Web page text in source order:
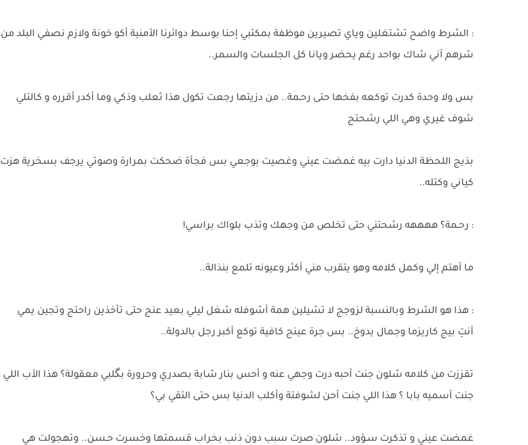
: الشرط واضح تشتغلين وياي تصيرين موظفة بمكتبي إحنا بوسط دوائرنا الأمنية أكو خونة ولازم نصفي البلد من
شرهم آني شاك بواحد رغم يحضر ويانا كل الجلسات والسمر..
بس ولا وحدة كدرت توكعه بفخها حتى رحـمة.. من دزيتها رجعت تكول هذا ثعلب وذكي وما أكدر أقرره و كالتلي
شوف غيري وهي اللي رشحتج
بذيج اللحظة الدنيا دارت بيه غمضت عيني وغصيت بوجعي بس فجأة ضحكت بمرارة وصوتي يرجف بسخرية هزت
كياني وكتله..
: رحـمة؟ ههههه رشحتني حتى تخلص من وجهك وتذب بلواك براسي!
​ما أهتم إلي وكمل كلامه وهو يتقرب مني أكثر وعيونه تلمع بنذالة..
: هذا هو الشرط وبالنسبة لزوجج لا تشيلين همة أشوفله شغل ليلي بعيد عنج حتى تأخذين راحتج وتجين يمي
أنتِ بيج كاريزما وجمال يدوخ.. بس جرة عينج كافية توكع أكبر رجل بالدولة..
تقززت من كلامه شلون جنت أحبه درت وجهي عنه و أحس بنار شابة بصدري وحرورة بگلبي معقولة؟ هذا الأب اللي
جنت أسميه بابا ؟ هذا اللي جنت أحن لشوفتة وأكلب الدنيا بس حتى التقي بي؟
​غمضت عيني و تذكرت سـؤود.. شلون صرت سبب دون ذنب بخراب قسمتها وخسرت حـسن.. وتهجولت هي